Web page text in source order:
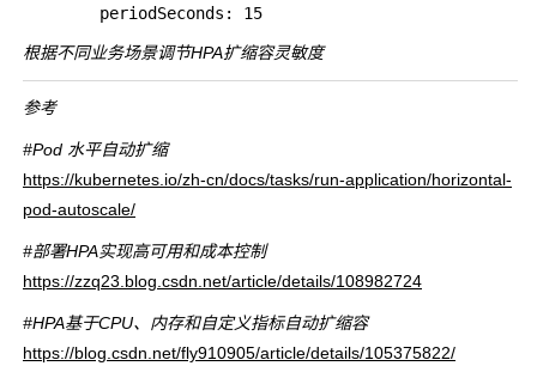
根据不同业务场景调节HPA扩缩容灵敏度
参考
#Pod 水平自动扩缩
https://kubernetes.io/zh-cn/docs/tasks/run-application/horizontal-
pod-autoscale/
#部署HPA实现高可用和成本控制
https://zzq23.blog.csdn.net/article/details/108982724
#HPA基于CPU、内存和自定义指标自动扩缩容
https://blog.csdn.net/fly910905/article/details/105375822/